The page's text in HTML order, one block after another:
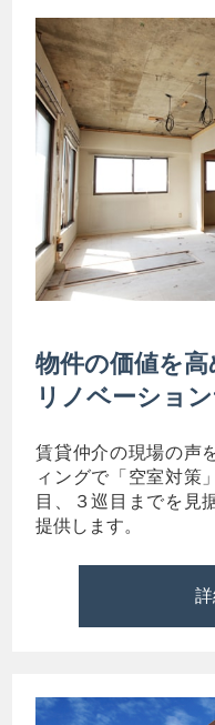
物件の価値を高
リノベーショ
賃貸仲介の現場の声
ィングで「空室対策
目、３巡目までを見
提供します。